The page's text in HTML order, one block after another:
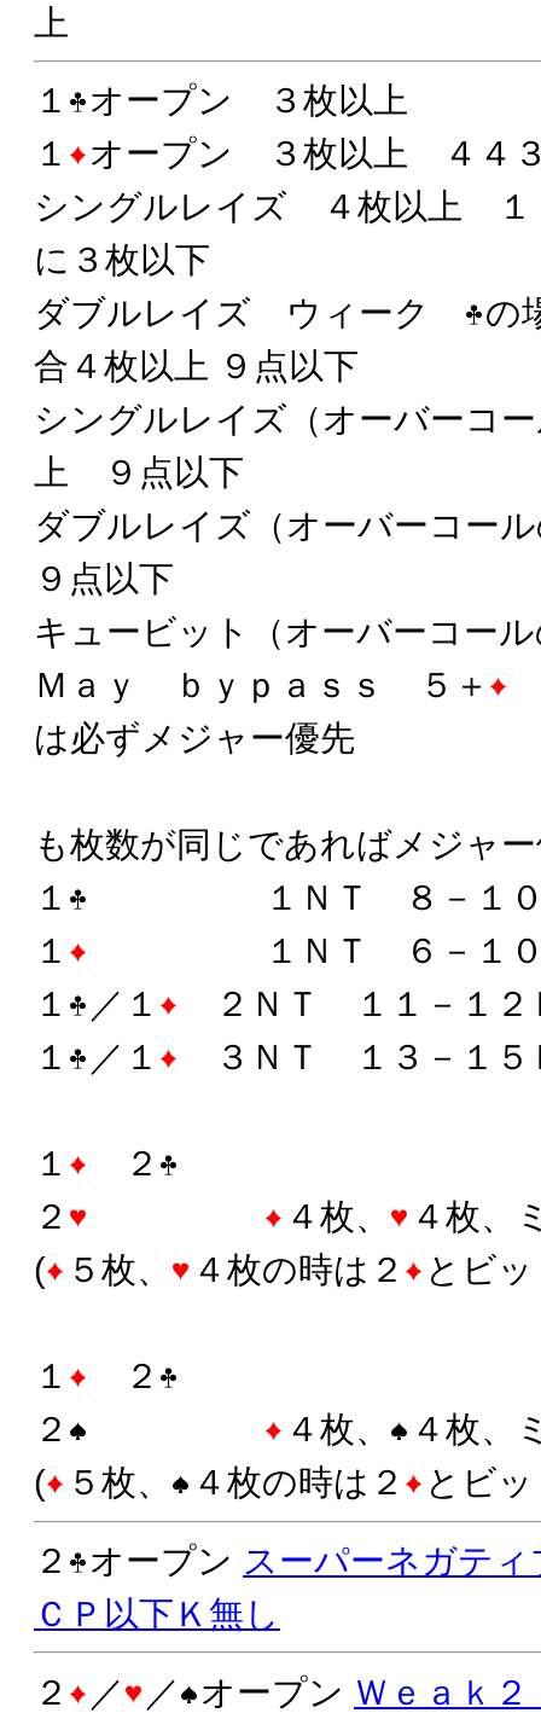
上
１
オープン ３枚以上
１
オープン ３枚以上 ４４
シングルレイズ ４枚以上
に３枚以下
ダブルレイズ ウィーク
の
合４枚以上 ９点以下
シングルレイズ（オーバーコ
上 ９点以下
ダブルレイズ（オーバーコ
９点以下
キュービット（オーバーコー
Ｍａｙ ｂｙｐａｓｓ ５＋
は必ずメジャー優先
も枚数が同じであればメジャ
１
１ＮＴ ８－１０
１
１ＮＴ ６－１０
１
／１
２ＮＴ １１－１２
１
／１ ３ＮＴ １３－１５
１
２
２
４枚、
４枚、
(
５枚、 ４枚の時は２ とビ
１
２
２
４枚、
４枚、
(
５枚、 ４枚の時は２
とビ
２
オープン スーパーネガテ
ＣＰ以下Ｋ無し
２
／ ／ オープン Ｗｅａｋ